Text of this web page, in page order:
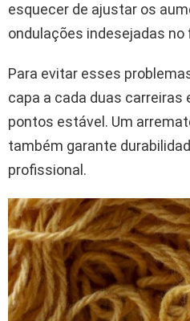
esquecer de ajustar os
ondulações indesejadas no
Para evitar esses
capa a cada duas carreiras
pontos estável. Um
também garante
profissional.